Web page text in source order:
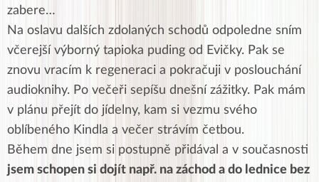
zabere…
Na oslavu dalších zdolaných schodů odpoledne sním
včerejší výborný tapioka puding od Evičky. Pak se
znovu vracím k regeneraci a pokračuji v poslouchání
audioknihy. Po večeři sepíšu dnešní zážitky. Pak mám
v plánu přejít do jídelny, kam si vezmu svého
oblíbeného Kindla a večer strávím četbou.
Během dne jsem si postupně přidával a v současnosti
jsem schopen si dojít např. na záchod a do lednice bez